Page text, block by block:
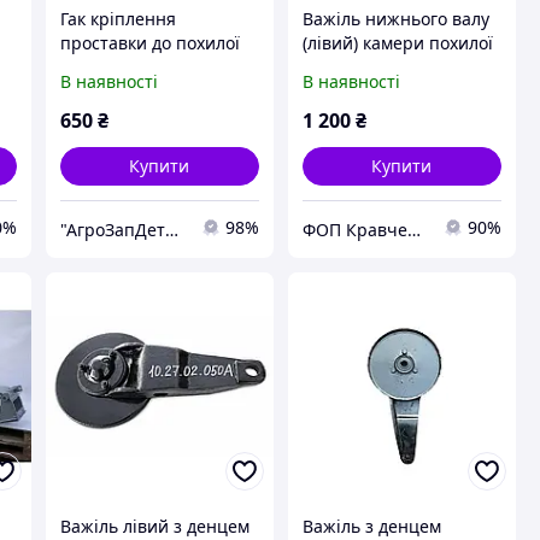
Гак кріплення
проставки до похилої
(3518060-16426)
В наявності
650 ₴
Купити
"АгроЗапДетали" - интернет-магазин 98%
Важіль нижнього валу
(лівий) камери похилої
В наявності
1 200₴
Купити
ФОП Кравченко Ілля Володимирович 90%
Важіль лівий з денцем Важіль з денцем